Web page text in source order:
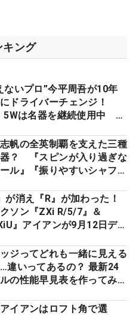
キング
ないプロ”今平周吾が10年
ドライバーチェンジ！
5Wは名器を継続使用中 #
帆の全英制覇を支えた三種
？ 『スピンが入り過ぎな
ル』『振りやすいシャフ
#女子プロセッティング
が消え『R』が加わった！
ソン『ZXi R/5/7』＆
』アイアンが9月12日デ
ジってどれも一緒に見える
違いってあるの？ 最新24
の性能早見表を作ってみ
イアンはロフト角で選